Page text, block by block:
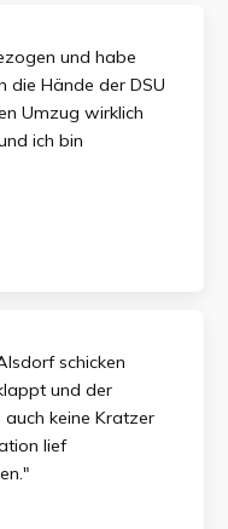
und habe
die Hände der DSU
Umzug wirklich
ich bin
schicken
und der
keine Kratzer
lief